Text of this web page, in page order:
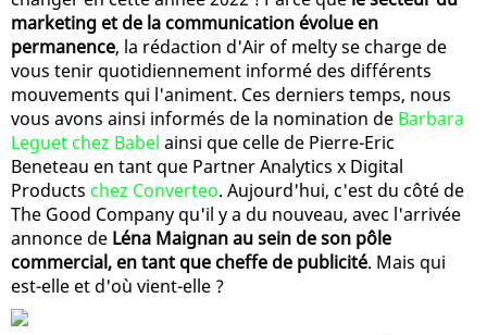
marketing et de la communication évolue en
permanence, la rédaction d'Air of melty se charge de
vous tenir quotidiennement informé des différents
mouvements qui l'animent. Ces derniers temps, nous
vous avons ainsi informés de la nomination de Barbara
Leguet chez Babel ainsi que celle de Pierre-Eric
Beneteau en tant que Partner Analytics x Digital
Products chez Converteo. Aujourd'hui, c'est du côté de
The Good Company qu'il y a du nouveau, avec l'arrivée
annonce de Léna Maignan au sein de son pôle
commercial, en tant que cheffe de publicité. Mais qui
est-elle et d'où vient-elle ?